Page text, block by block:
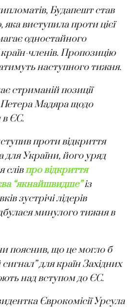
Будапешт став
виступила проти цієї
одностайного
членів. Пропозицію
наступного тижня.
стриманій позиції
Петера Мадяра щодо
в ЄС.
проти відкриття
України, його уряд
слівпро відкриття
“якнайшвидше”із
зустрічі лідерів
минулого тижня в
пояснив, що це могло б
для країн Західних
над вступом до ЄС.
Єврокомісії Урсула